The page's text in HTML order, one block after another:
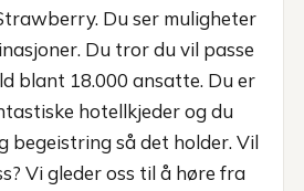
Du ser muligheter
Du tror du vil passe
blant 18.000 ansatte. Du er
hotellkjeder og du
begeistring så det holder. Vil
Vi gleder oss til å høre fra